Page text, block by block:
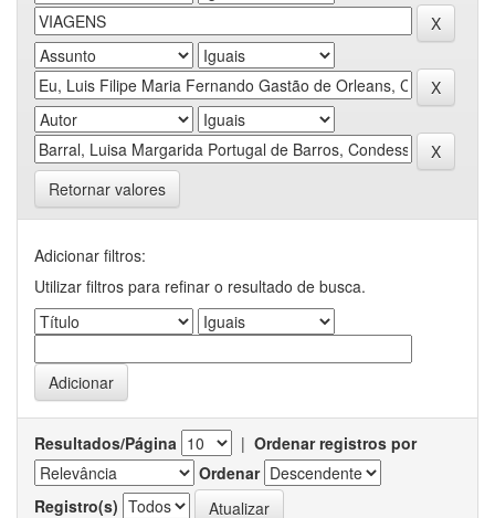
Retornar valores
Adicionar filtros:
Utilizar filtros para refinar o resultado de busca.
Resultados/Página | Ordenar registros por
Ordenar
Registro(s)